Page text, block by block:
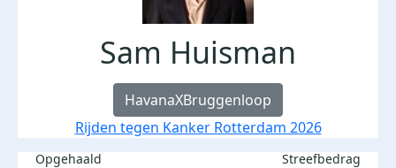
Sam Huisman
HavanaXBruggenloop
Rijden tegen Kanker Rotterdam 2026
Opgehaald Streefbedrag